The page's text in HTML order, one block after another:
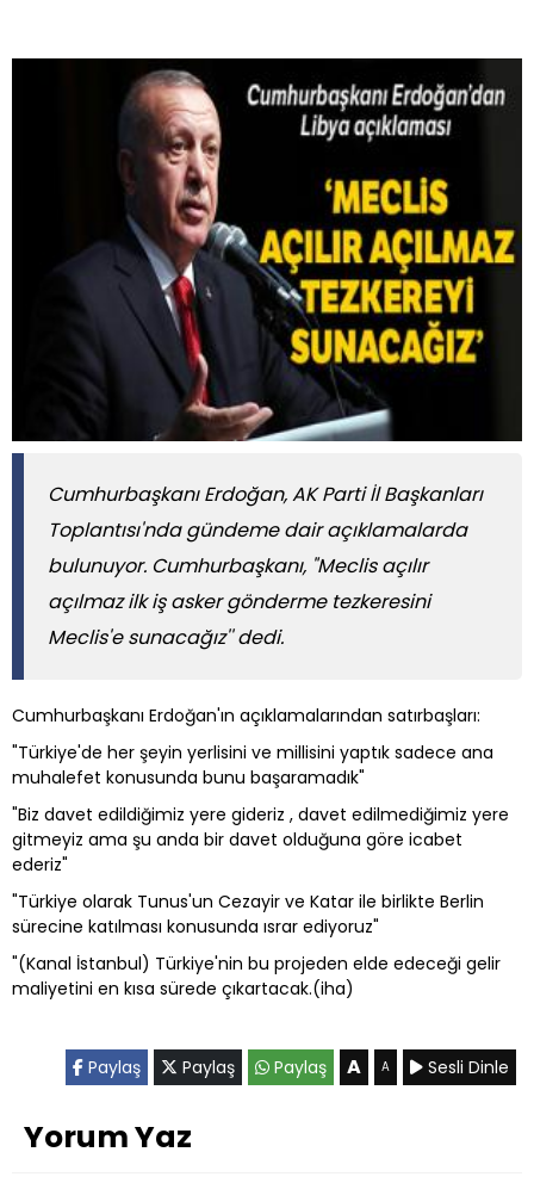
Cumhurbaşkanı Erdoğan, AK Parti İl Başkanları
Toplantısı'nda gündeme dair açıklamalarda
bulunuyor. Cumhurbaşkanı, "Meclis açılır
açılmaz ilk iş asker gönderme tezkeresini
Meclis'e sunacağız'' dedi.
Cumhurbaşkanı Erdoğan'ın açıklamalarından satırbaşları:
"Türkiye'de her şeyin yerlisini ve millisini yaptık sadece ana
muhalefet konusunda bunu başaramadık"
"Biz davet edildiğimiz yere gideriz , davet edilmediğimiz yere
gitmeyiz ama şu anda bir davet olduğuna göre icabet
ederiz"
"Türkiye olarak Tunus'un Cezayir ve Katar ile birlikte Berlin
sürecine katılması konusunda ısrar ediyoruz"
"(Kanal İstanbul) Türkiye'nin bu projeden elde edeceği gelir
maliyetini en kısa sürede çıkartacak.(iha)
Paylaş Paylaş Paylaş A A Sesli Dinle
Yorum Yaz